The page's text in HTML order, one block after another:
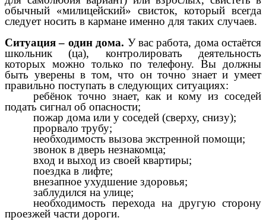
обычный «милицейский» свисток, который всегда
следует носить в кармане именно для таких случаев.
Ситуация – один дома. У вас работа, дома остаётся
школьник (ца), контролировать деятельность
которых можно только по телефону. Вы должны
быть уверены в том, что он точно знает и умеет
правильно поступать в следующих ситуациях:
ребёнок точно знает, как и кому из соседей
подать сигнал об опасности;
пожар дома или у соседей (сверху, снизу);
прорвало трубу;
необходимость вызова экстренной помощи;
звонок в дверь незнакомца;
вход и выход из своей квартиры;
поездка в лифте;
внезапное ухудшение здоровья;
заблудился на улице;
необходимость перехода на другую сторону
проезжей части дороги.